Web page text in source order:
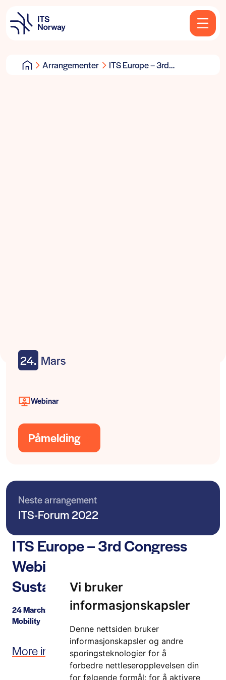
Vi bruker
informasjonskapsler
Denne nettsiden bruker
informasjonskapsler og andre
sporingsteknologier for å
forbedre nettleseropplevelsen din
for følgende formål: for å aktivere
Arrangementer
ITS Europe – 3rd
24. Mars
Webinar
Påmelding
Neste arrangement
ITS-Forum 2022
ITS Europe – 3rd Congress
Webinar on Green and
Sustainable Mobility.
24 March: 3
Congress Webinar on Green & Sustainable
Mobility
More information here >>